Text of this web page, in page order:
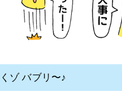
ゾ バブリ〜♪